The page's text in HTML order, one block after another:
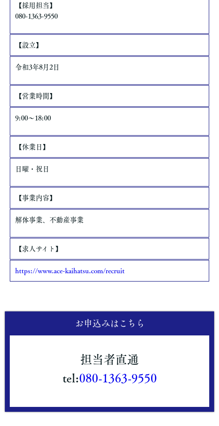
【採用担当】
080-1363-9550
【設立】
令和3年8月2日
【営業時間】
9:00～18:00
【休業日】
日曜・祝日
【事業内容】
解体事業、不動産事業
【求人サイト】
https://www.ace-kaihatsu.com/recruit
お申込みはこちら
担当者直通
tel:080-1363-9550